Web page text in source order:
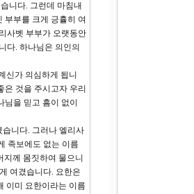
니다. 그런데 마침내
부부를 크게 긍휼히 여
사벳 부부가 오랫동안
다. 하나님은 의인의
신가 의심하게 됩니
것을 주시고자 우리
을 믿고 흠이 없이
니다. 그러나 엘리사
족보에도 없는 이름
께 몸짓하여 물으니
여겼습니다. 요한은
이미 요한이라는 이름